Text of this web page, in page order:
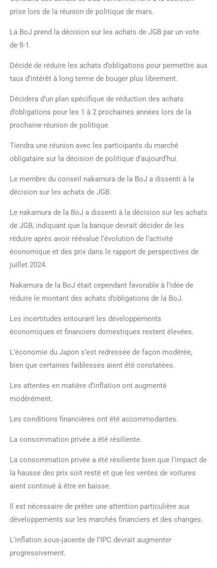
prise lors de la réunion de politique de mars.
La BoJ prend la décision sur les achats de JGB par un vote
de 8-1.
Décidé de réduire les achats d’obligations pour permettre aux
taux d’intérêt à long terme de bouger plus librement.
Décidera d’un plan spécifique de réduction des achats
d’obligations pour les 1 à 2 prochaines années lors de la
prochaine réunion de politique.
Tiendra une réunion avec les participants du marché
obligataire sur la décision de politique d’aujourd’hui.
Le membre du conseil nakamura de la BoJ a dissenti à la
décision sur les achats de JGB.
Le nakamura de la BoJ a dissenti à la décision sur les achats
de JGB, indiquant que la banque devrait décider de les
réduire après avoir réévalué l’évolution de l’activité
économique et des prix dans le rapport de perspectives de
juillet 2024.
Nakamura de la BoJ était cependant favorable à l’idée de
réduire le montant des achats d’obligations de la BoJ.
Les incertitudes entourant les développements
économiques et financiers domestiques restent élevées.
L’économie du Japon s’est redressée de façon modérée,
bien que certaines faiblesses aient été constatées.
Les attentes en matière d’inflation ont augmenté
modérément.
Les conditions financières ont été accommodantes.
La consommation privée a été résiliente.
La consommation privée a été résiliente bien que l’impact de
la hausse des prix soit resté et que les ventes de voitures
aient continué à être en baisse.
Il est nécessaire de prêter une attention particulière aux
développements sur les marchés financiers et des changes.
L’inflation sous-jacente de l’IPC devrait augmenter
progressivement.